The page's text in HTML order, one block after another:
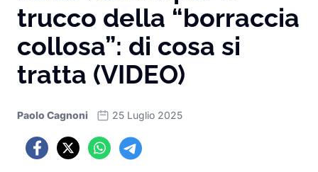
trucco della “borraccia
collosa”: di cosa si
tratta (VIDEO)
Paolo Cagnoni 25 Luglio 2025